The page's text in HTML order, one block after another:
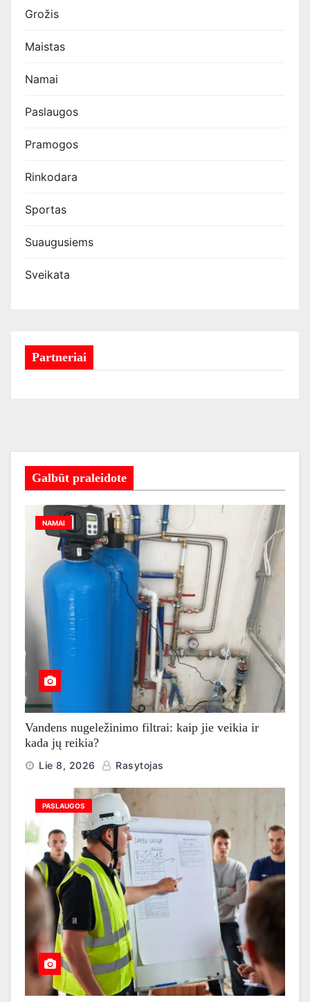
Grožis
Maistas
Namai
Paslaugos
Pramogos
Rinkodara
Sportas
Suaugusiems
Sveikata
Partneriai
Galbūt praleidote
NAMAI
Vandens nugeležinimo filtrai: kaip jie veikia ir
kada jų reikia?
Lie 8, 2026 Rasytojas
PASLAUGOS